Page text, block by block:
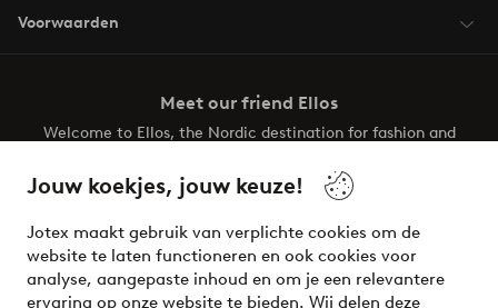
Jouw koekjes, jouw keuze!
Jotex maakt gebruik van verplichte cookies om de
website te laten functioneren en ook cookies voor
analyse, aangepaste inhoud en om je een relevantere
ervaring op onze website te bieden. Wij delen deze
Voorwaarden
Meet our friend Ellos
Welcome to Ellos, the Nordic destination for fashion and
your wardrobe. Your next inspiring look is here!